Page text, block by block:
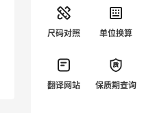
尺码对照 单位换算
翻译网站 保质期查询